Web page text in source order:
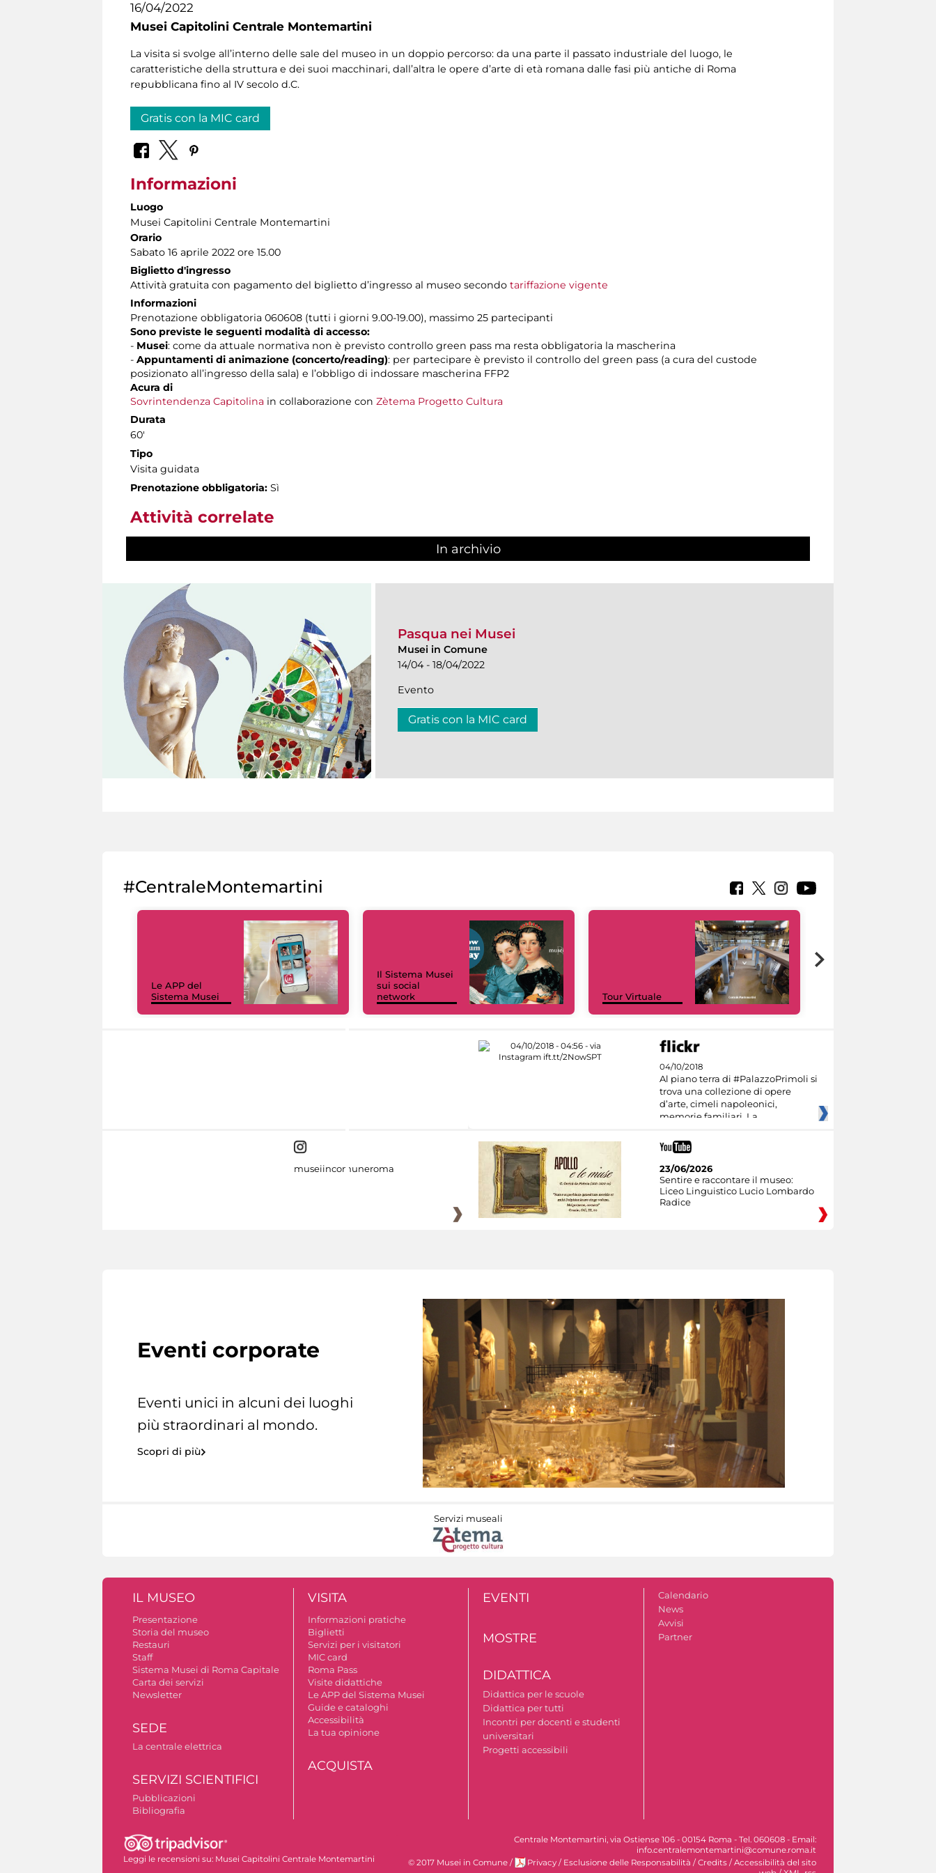
16/04/2022
Musei Capitolini Centrale Montemartini
La visita si svolge all’interno delle sale del museo in un doppio percorso: da una parte il passato industriale del luogo, le
caratteristiche della struttura e dei suoi macchinari, dall’altra le opere d’arte di età romana dalle fasi più antiche di Roma
repubblicana fino al IV secolo d.C.
Gratis con la MIC card
Informazioni
Luogo
Musei Capitolini Centrale Montemartini
Orario
Sabato 16 aprile 2022 ore 15.00
Biglietto d'ingresso
Attività gratuita con pagamento del biglietto d’ingresso al museo secondo tariffazione vigente
Informazioni
Prenotazione obbligatoria 060608 (tutti i giorni 9.00-19.00), massimo 25 partecipanti
Sono previste le seguenti modalità di accesso:
- Musei: come da attuale normativa non è previsto controllo green pass ma resta obbligatoria la mascherina
- Appuntamenti di animazione (concerto/reading): per partecipare è previsto il controllo del green pass (a cura del custode
posizionato all’ingresso della sala) e l’obbligo di indossare mascherina FFP2
Acura di
Sovrintendenza Capitolina in collaborazione con Zètema Progetto Cultura
Durata
60'
Tipo
Visita guidata
Prenotazione obbligatoria: Sì
Attività correlate
In archivio
Pasqua nei Musei
Musei in Comune
14/04 - 18/04/2022
Evento
Gratis con la MIC card
#CentraleMontemartini
Le APP del
Sistema Musei
Il Sistema Musei
sui social
network
Tour Virtuale
04/10/2018
Al piano terra di #PalazzoPrimoli si
trova una collezione di opere
d’arte, cimeli napoleonici,
memorie familiari. La
museiincomuneroma
23/06/2026
Sentire e raccontare il museo:
Liceo Linguistico Lucio Lombardo
Radice
Eventi corporate
Eventi unici in alcuni dei luoghi
più straordinari al mondo.
Scopri di più
Servizi museali
IL MUSEO
Presentazione
Storia del museo
Restauri
Staff
Sistema Musei di Roma Capitale
Carta dei servizi
Newsletter
SEDE
La centrale elettrica
SERVIZI SCIENTIFICI
Pubblicazioni
Bibliografia
VISITA
Informazioni pratiche
Biglietti
Servizi per i visitatori
MIC card
Roma Pass
Visite didattiche
Le APP del Sistema Musei
Guide e cataloghi
Accessibilità
La tua opinione
ACQUISTA
EVENTI
MOSTRE
DIDATTICA
Didattica per le scuole
Didattica per tutti
Incontri per docenti e studenti
universitari
Progetti accessibili
Calendario
News
Avvisi
Partner
Leggi le recensioni su: Musei Capitolini Centrale Montemartini
Centrale Montemartini, via Ostiense 106 - 00154 Roma - Tel. 060608 - Email:
info.centralemontemartini@comune.roma.it
© 2017 Musei in Comune / Privacy / Esclusione delle Responsabilità /Credits /Accessibilità del sito